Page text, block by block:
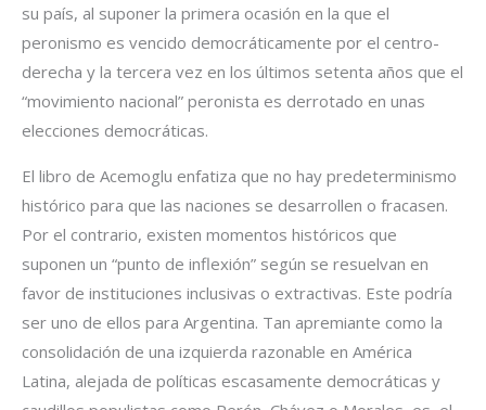
su país, al suponer la primera ocasión en la que el
peronismo es vencido democráticamente por el centro-
derecha y la tercera vez en los últimos setenta años que el
“movimiento nacional” peronista es derrotado en unas
elecciones democráticas.
El libro de Acemoglu enfatiza que no hay predeterminismo
histórico para que las naciones se desarrollen o fracasen.
Por el contrario, existen momentos históricos que
suponen un “punto de inflexión” según se resuelvan en
favor de instituciones inclusivas o extractivas. Este podría
ser uno de ellos para Argentina. Tan apremiante como la
consolidación de una izquierda razonable en América
Latina, alejada de políticas escasamente democráticas y